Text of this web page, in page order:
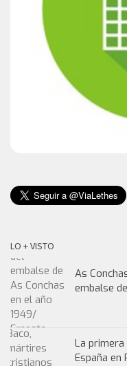
LO + VISTO
As
embalse
La
España en